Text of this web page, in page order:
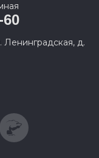
60
Ленинградская, д.